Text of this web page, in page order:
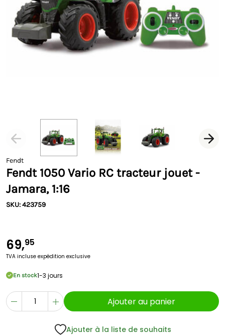
Fendt
Fendt 1050 Vario RC tracteur jouet -
Jamara, 1:16
SKU: 423759
69,95
TVA incluse expédition exclusive
En stock1-3 jours
Ajouter au panier
Ajouter à la liste de souhaits